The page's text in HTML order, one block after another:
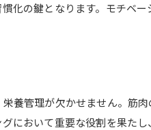
化の鍵となります。モチベ
養管理が欠かせません。筋
において重要な役割を果た